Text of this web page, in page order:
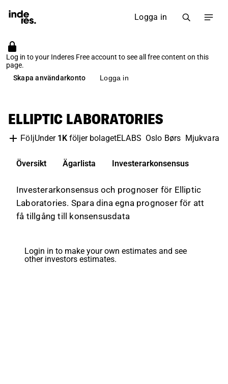
Logga in
Log in to your Inderes Free account to see all free content on this
page.
Skapa användarkonto
Logga in
ELLIPTIC LABORATORIES
FöljUnder 1K följer bolagetELABS Oslo Børs Mjukvara
Översikt Ägarlista Investerarkonsensus
Investerarkonsensus och prognoser för Elliptic
Laboratories. Spara dina egna prognoser för att
få tillgång till konsensusdata
Login in to make your own estimates and see
other investors estimates.